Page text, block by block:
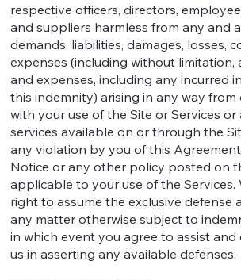
respective officers, directors,
and suppliers harmless from any and
demands, liabilities, damages, losses,
expenses (including without limitation,
and expenses, including any incurred
this indemnity) arising in any way
with your use of the Site or Services
services available on or through the
any violation by you of this
Notice or any other policy posted on
applicable to your use of the Services.
right to assume the exclusive defense
any matter otherwise subject to
in which event you agree to assist
us in asserting any available defenses.